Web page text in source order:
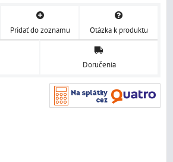
Pridať do zoznamu Otázka k produktu
Doručenia